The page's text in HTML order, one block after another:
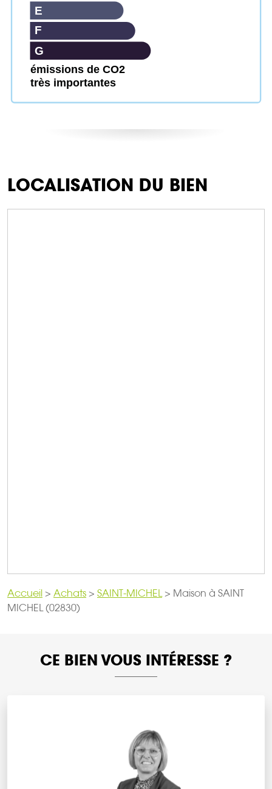
émissions de CO2
très importantes
G
F
E
LOCALISATION DU BIEN
Accueil > Achats > SAINT-MICHEL> Maison à SAINT
MICHEL (02830)
CE BIEN VOUS INTÉRESSE ?